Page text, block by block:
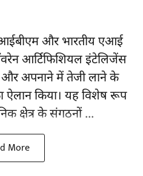
और भारतीयएआई
आर्टिफिशियल इंटेलिजेंस
अपनाने में तेजी लाने के
ऐलान किया। यह विशेष रूप
क्षेत्र के संगठनों ...
More